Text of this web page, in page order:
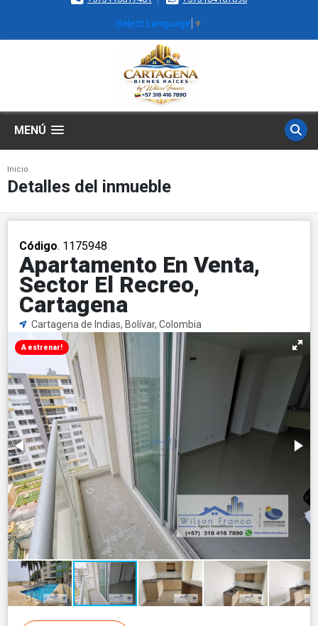
Select Language ▼
MENÚ
Inicio
Detalles del inmueble
Código. 1175948
Apartamento En Venta,
Sector El Recreo,
Cartagena
Cartagena de Indias, Bolívar, Colombia
A estrenar!